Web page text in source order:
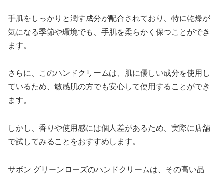
手肌をしっかりと潤す成分が配合されており、特に乾燥が
気になる季節や環境でも、手肌を柔らかく保つことができ
ます。
さらに、このハンドクリームは、肌に優しい成分を使用し
ているため、敏感肌の方でも安心して使用することができ
ます。
しかし、香りや使用感には個人差があるため、実際に店舗
で試してみることをおすすめします。
サボン グリーンローズのハンドクリームは、その高い品